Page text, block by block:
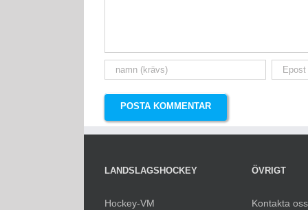
LANDSLAGSHOCKEY
Hockey-VM
ÖVRIGT
Kontakta oss